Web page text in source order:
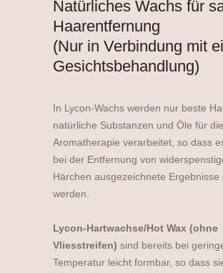
Natürliches Wachs für
Haarentfernung
(Nur in Verbindung mit
Gesichtsbehandlung)
In Lycon-Wachs werden nur beste
natürliche Substanzen und Öle für die
Aromatherapie verarbeitet, so dass
bei der Entfernung von
Härchen ausgezeichnete Ergebnisse
werden.
Lycon-Hartwachse/Hot Wax (ohne
Vliesstreifen) sind bereits bei
Temperatur leicht formbar, so dass